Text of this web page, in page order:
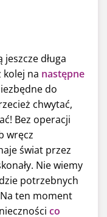
długa
kolej na następne
do
chwytać,
Bez operacji
wręcz
świat przez
Nie wiemy
potrzebnych
ten moment
co